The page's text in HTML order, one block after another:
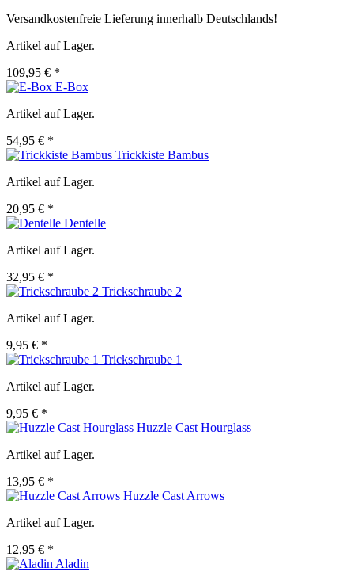
Versandkostenfreie Lieferung innerhalb Deutschlands!
Artikel auf Lager.
109,95 € *
E-Box
Artikel auf Lager.
54,95 € *
Trickkiste Bambus
Artikel auf Lager.
20,95 € *
Dentelle
Artikel auf Lager.
32,95 € *
Trickschraube 2
Artikel auf Lager.
9,95 € *
Trickschraube 1
Artikel auf Lager.
9,95 € *
Huzzle Cast Hourglass
Artikel auf Lager.
13,95 € *
Huzzle Cast Arrows
Artikel auf Lager.
12,95 € *
Aladin